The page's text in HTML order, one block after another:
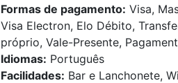
Formas de pagamento: Visa,
Visa Electron, Elo Débito,
próprio, Vale-Presente,
Idiomas: Português
Facilidades: Bar e Lanchonete,